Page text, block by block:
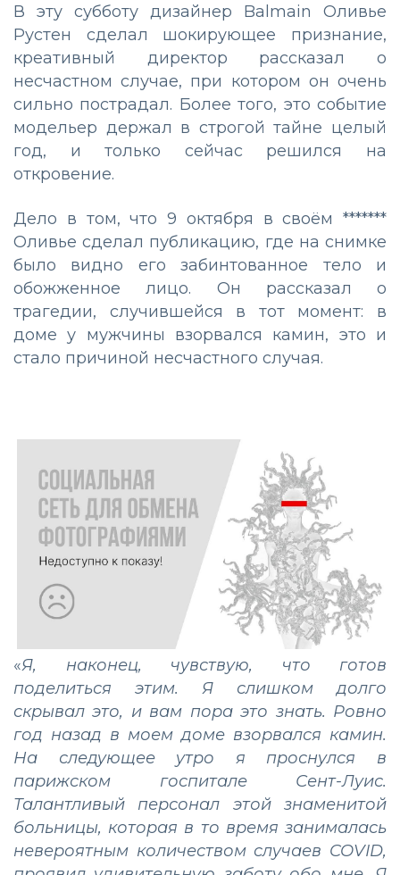
В эту субботу дизайнер Balmain Оливье
Рустен сделал шокирующее признание,
креативный директор рассказал о
несчастном случае, при котором он очень
сильно пострадал. Более того, это событие
модельер держал в строгой тайне целый
год, и только сейчас решился на
откровение.
Дело в том, что 9 октября в своём *******
Оливье сделал публикацию, где на снимке
было видно его забинтованное тело и
обожженное лицо. Он рассказал о
трагедии, случившейся в тот момент: в
доме у мужчины взорвался камин, это и
стало причиной несчастного случая.
«Я, наконец, чувствую, что готов
поделиться этим. Я слишком долго
скрывал это, и вам пора это знать. Ровно
год назад в моем доме взорвался камин.
На следующее утро я проснулся в
парижском госпитале Сент-Луис.
Талантливый персонал этой знаменитой
больницы, которая в то время занималась
невероятным количеством случаев COVID,